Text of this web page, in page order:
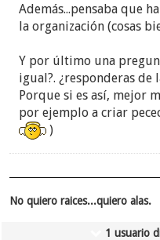
Además...pensaba que
la organización (cosas
Y por último una
igual?. ¿responderas de
Porque si es así, mejor
por ejemplo a criar
)
No quiero raices...quiero alas.
1 usuario